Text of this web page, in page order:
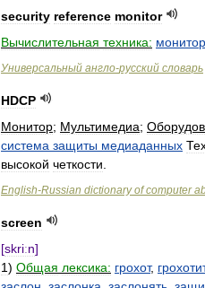
security reference monitor
Вычислительная техника: монитор
Универсальный англо-русский словарь
HDCP
Монитор; Мультимедиа;
система защиты медиаданных
высокой четкости
English-Russian dictionary of computer
screen
[skriːn]
1) Общая лексика: грохот,